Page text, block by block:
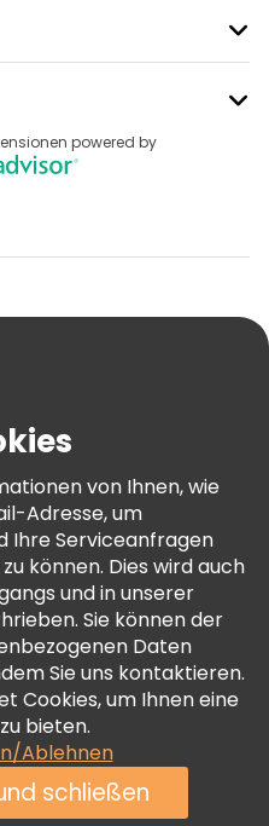
powered by
von Ihnen, wie
Adresse, um
Ihre Serviceanfragen
können. Dies wird auch
und in unserer
Sie können der
Daten
Sie uns kontaktieren.
Cookies, um Ihnen eine
bieten.
Ablehnen
schließen